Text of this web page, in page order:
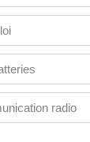
radio